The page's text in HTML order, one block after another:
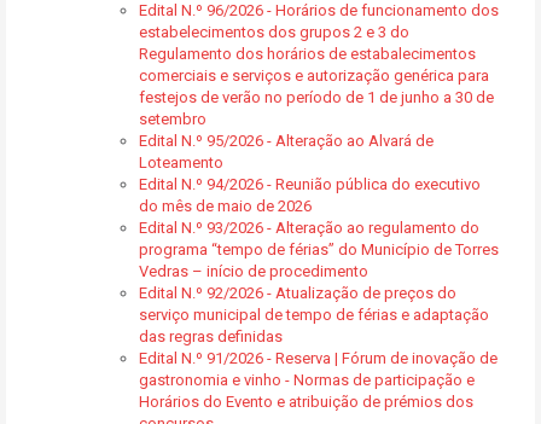
Edital N.º 96/2026 - Horários de funcionamento dos
estabelecimentos dos grupos 2 e 3 do
Regulamento dos horários de estabalecimentos
comerciais e serviços e autorização genérica para
festejos de verão no período de 1 de junho a 30 de
setembro
Edital N.º 95/2026 - Alteração ao Alvará de
Loteamento
Edital N.º 94/2026 - Reunião pública do executivo
do mês de maio de 2026
Edital N.º 93/2026 - Alteração ao regulamento do
programa “tempo de férias” do Município de Torres
Vedras – início de procedimento
Edital N.º 92/2026 - Atualização de preços do
serviço municipal de tempo de férias e adaptação
das regras definidas
Edital N.º 91/2026 - Reserva | Fórum de inovação de
gastronomia e vinho - Normas de participação e
Horários do Evento e atribuição de prémios dos